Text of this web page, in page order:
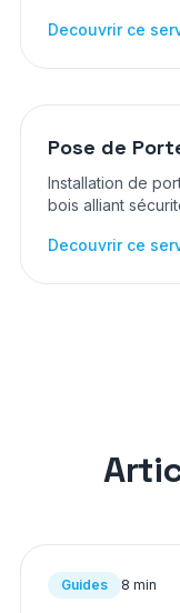
Decouvrir ce
Pose de
Installation de
bois alliant
Decouvrir ce
Guides 8 min